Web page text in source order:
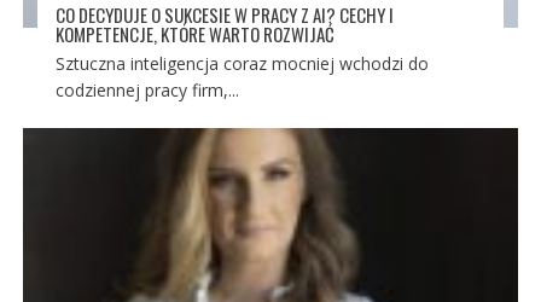
CO DECYDUJE O SUKCESIE W PRACY Z AI? CECHY I
KOMPETENCJE, KTÓRE WARTO ROZWIJAĆ
Sztuczna inteligencja coraz mocniej wchodzi do
codziennej pracy firm,...